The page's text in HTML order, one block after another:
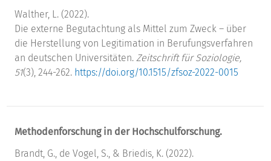
Walther, L. (2022).
Die externe Begutachtung als Mittel zum Zweck – über
die Herstellung von Legitimation in Berufungsverfahren
an deutschen Universitäten. Zeitschrift für Soziologie,
51(3), 244-262. https://doi.org/10.1515/zfsoz-2022-0015
Methodenforschung in der Hochschulforschung.
Brandt, G., de Vogel, S., & Briedis, K. (2022).